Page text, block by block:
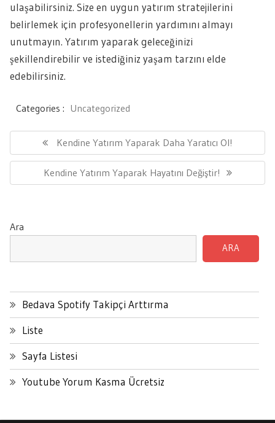
ulaşabilirsiniz. Size en uygun yatırım stratejilerini
belirlemek için profesyonellerin yardımını almayı
unutmayın. Yatırım yaparak geleceğinizi
şekillendirebilir ve istediğiniz yaşam tarzını elde
edebilirsiniz.
Categories : Uncategorized
gezinmesi
Previous
Post:
Kendine Yatırım Yaparak Daha Yaratıcı Ol!
Next
Post:
Kendine Yatırım Yaparak Hayatını Değiştir!
Ara
ARA
Bedava Spotify Takipçi Arttırma
Liste
Sayfa Listesi
Youtube Yorum Kasma Ücretsiz